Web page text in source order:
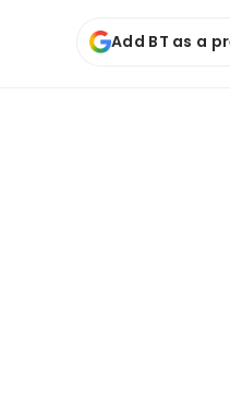
Add BT as a